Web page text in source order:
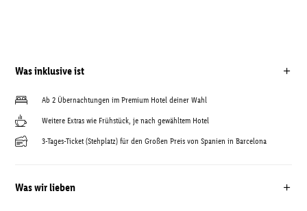
Was inklusive ist
Ab 2 Übernachtungen im Premium Hotel deiner Wahl
Weitere Extras wie Frühstück, je nach gewähltem Hotel
3-Tages-Ticket (Stehplatz) für den Großen Preis von Spanien in Barcelona
Was wir lieben